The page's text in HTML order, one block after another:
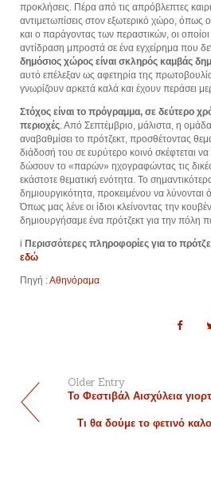
προκλήσεις. Πέρα από τις απρόβλεπτες
αντιμετωπίσεις στον εξωτερικό χώρο, όπως
και ο παράγοντας των περαστικών, οι
αντίδραση μπροστά σε ένα εγχείρημα που
δημόσιος χώρος είναι σκληρός καμβάς
αυτό επέλεξαν ως αφετηρία της
γνωρίζουν αρκετά καλά και έχουν περάσει
Στόχος είναι το πρόγραμμα, σε δεύτερο
περιοχές . Από Σεπτέμβριο, μάλιστα, η
αναβαθμίσει το πρότζεκτ, προσθέτοντας
διάδοσή του σε ευρύτερο κοινό σκέφτεται
δώσουν το «παρών» ηχογραφώντας τις
εκάστοτε θεματική ενότητα. Το
δημιουργικότητα, προκειμένου να
Όπως μας λένε οι ίδιοι κλείνοντας την
δημιουργήσαμε ένα πρότζεκτ για την πόλη
i Περισσότερες πληροφορίες για το
εδώ
Πηγή :Αθηνόραμα
Older Entry
Το Φεστιβάλ Αισχύλεια
Τι θα δούμε το φετινό